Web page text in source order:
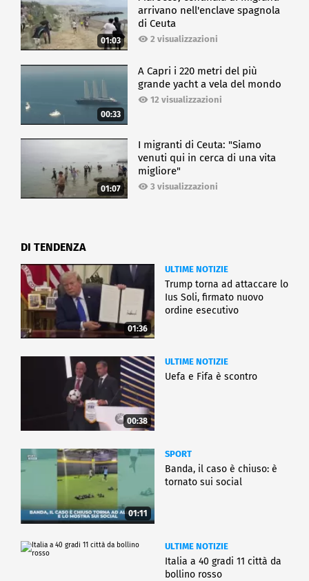
01:03
arrivano nell'enclave spagnola
di Ceuta
2 visualizzazioni
00:33
A Capri i 220 metri del più
grande yacht a vela del mondo
12 visualizzazioni
01:07
I migranti di Ceuta: "Siamo
venuti qui in cerca di una vita
migliore"
3 visualizzazioni
DI TENDENZA
01:36
ULTIME NOTIZIE
Trump torna ad attaccare lo
Ius Soli, firmato nuovo
ordine esecutivo
00:38
ULTIME NOTIZIE
Uefa e Fifa è scontro
01:11
SPORT
Banda, il caso è chiuso: è
tornato sui social
ULTIME NOTIZIE
Italia a 40 gradi 11 città da
bollino rosso